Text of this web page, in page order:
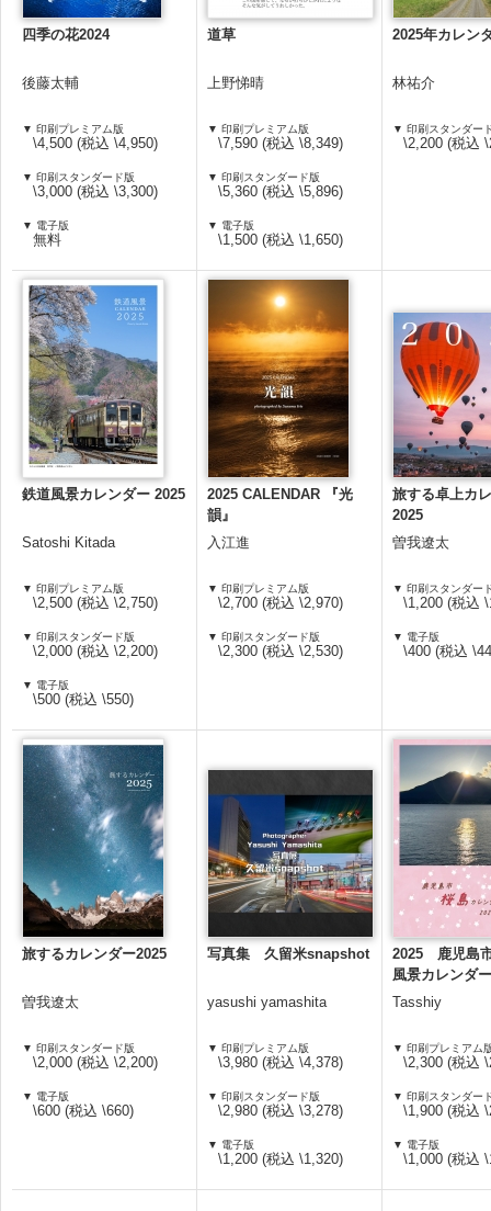
四季の花2024
後藤太輔
▼ 印刷プレミアム版
\4,500 (税込 \4,950)
▼ 印刷スタンダード版
\3,000 (税込 \3,300)
▼ 電子版
無料
道草
上野悌晴
▼ 印刷プレミアム版
\7,590 (税込 \8,349)
▼ 印刷スタンダード版
\5,360 (税込 \5,896)
▼ 電子版
\1,500 (税込 \1,650)
2025年カレ
林祐介
▼ 印刷スタンダー
\2,200 (税込
鉄道風景カレンダー 2025
Satoshi Kitada
▼ 印刷プレミアム版
\2,500 (税込 \2,750)
▼ 印刷スタンダード版
\2,000 (税込 \2,200)
▼ 電子版
\500 (税込 \550)
2025 CALENDAR 『光
韻』
入江進
▼ 印刷プレミアム版
\2,700 (税込 \2,970)
▼ 印刷スタンダード版
\2,300 (税込 \2,530)
旅する卓上カ
2025
曽我遼太
▼ 印刷スタンダー
\1,200 (税込
▼ 電子版
\400 (税込
旅するカレンダー2025
曽我遼太
▼ 印刷スタンダード版
\2,000 (税込 \2,200)
▼ 電子版
\600 (税込 \660)
写真集 久留米snapshot
yasushi yamashita
▼ 印刷プレミアム版
\3,980 (税込 \4,378)
▼ 印刷スタンダード版
\2,980 (税込 \3,278)
▼ 電子版
\1,200 (税込 \1,320)
2025 鹿児
風景カレンダー
Tasshiy
▼ 印刷プレミアム
\2,300 (税込
▼ 印刷スタンダー
\1,900 (税込
▼ 電子版
\1,000 (税込